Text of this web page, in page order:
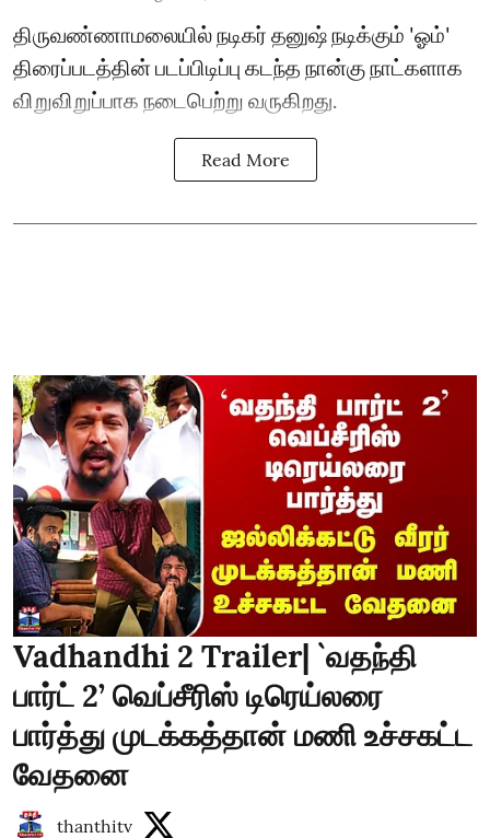
திருவண்ணாமலையில் நடிகர் தனுஷ் நடிக்கும் 'ஓம்'
திரைப்படத்தின் படப்பிடிப்பு கடந்த நான்கு நாட்களாக
விறுவிறுப்பாக நடைபெற்று வருகிறது.
Read More
Vadhandhi 2 Trailer| `வதந்தி
பார்ட் 2’ வெப்சீரிஸ் டிரெய்லரை
பார்த்து முடக்கத்தான் மணி உச்சகட்ட
வேதனை
thanthitv